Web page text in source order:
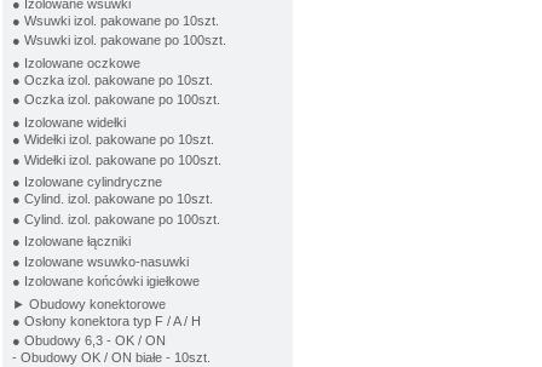
● Izolowane wsuwki
● Wsuwki izol. pakowane po 10szt.
● Wsuwki izol. pakowane po 100szt.
● Izolowane oczkowe
● Oczka izol. pakowane po 10szt.
● Oczka izol. pakowane po 100szt.
● Izolowane widełki
● Widełki izol. pakowane po 10szt.
● Widełki izol. pakowane po 100szt.
● Izolowane cylindryczne
● Cylind. izol. pakowane po 10szt.
● Cylind. izol. pakowane po 100szt.
● Izolowane łączniki
● Izolowane wsuwko-nasuwki
● Izolowane końcówki igiełkowe
► Obudowy konektorowe
● Osłony konektora typ F / A / H
● Obudowy 6,3 - OK / ON
- Obudowy OK / ON białe - 10szt.